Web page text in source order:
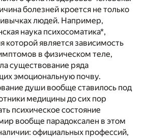
болезней кроется не только
людей. Например,
наука психосоматика*,
которой является зависимость
в физическом теле,
существование ряда
эмоциональную почву.
души вообще ставилось под
медицины до сих пор
психическое состояние
вообще парадоксален в этом
официальных профессий,